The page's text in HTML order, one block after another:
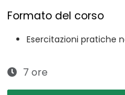
Formato del corso
Esercitazioni pratiche
7 ore